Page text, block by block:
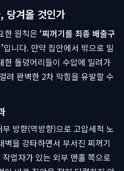
당겨올 것인가
한 원칙은 ‘찌꺼기를 최종 배출구
입니다. 만약 집안에서 밖으로 밀
한 돌덩어리들이 수압에 밀려가
려 완벽한 2차 막힘을 유발할 수
방향(역방향)으로 고압세척 노
을 강타하면서 부서진 찌꺼기
업자가 있는 외부 맨홀 쪽으로